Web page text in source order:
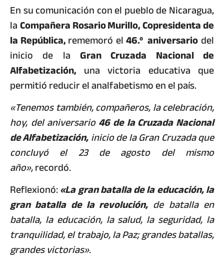
En su comunicación con el pueblo de Nicaragua,
laCompañera Rosario Murillo, Copresidenta de
la República,rememoró el46.º aniversariodel
inicio de la Gran Cruzada Nacional de
Alfabetización, una victoria educativa que
permitió reducir el analfabetismo en el país.
«Tenemos también, compañeros, la celebración,
hoy, del aniversario46 de la Cruzada Nacional
de Alfabetización,inicio de la Gran Cruzada que
concluyó el 23 de agosto del mismo
año»,recordó.
Reflexionó:«La gran batalla de la educación, la
gran batalla de la revolución, de batalla en
batalla, la educación, la salud, la seguridad, la
tranquilidad, el trabajo, la Paz; grandes batallas,
grandes victorias».